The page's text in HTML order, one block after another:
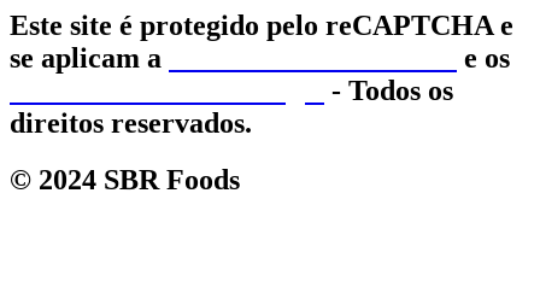
Este site é protegido pelo reCAPTCHA e
se aplicam a
e os
- Todos os
direitos reservados.
© 2024 SBR Foods